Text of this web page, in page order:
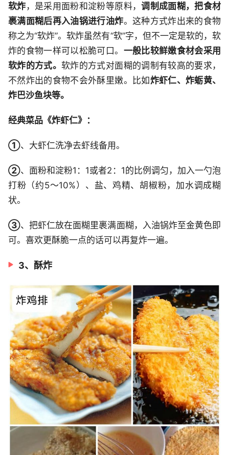
软炸 ，是采用面粉和淀粉等原料，调制成面糊，把食材
裹满面糊后再入油锅进行油炸。这种方式炸出来的食物
称之为“软炸”。软炸虽然有“软”字，但不一定是软的，软
炸的食物一样可以松脆可口。 一般比较鲜嫩食材会采用
软炸的方式。软炸的方式对面糊的调制有较高的要求，
不然炸出的食物不会外酥里嫩。比如炸虾仁、炸蛎黄、
炸巴沙鱼块等。
经典菜品《炸虾仁》：
①、大虾仁洗净去虾线备用。
②、面粉和淀粉1：1或者2：1的比例调匀，加入一勺泡
打粉（约5～10%）、盐、鸡精、胡椒粉，加水调成糊
状。
③、把虾仁放在面糊里裹满面糊，入油锅炸至金黄色即
可。喜欢更酥脆一点的话可以再复炸一遍。
3、酥炸